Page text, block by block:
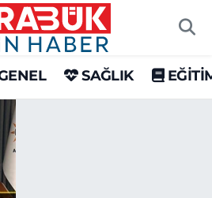
SAĞLIK
Haritası
ve Fikstür